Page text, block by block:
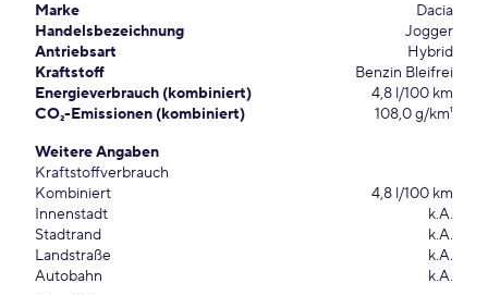
Marke
Dacia
Handelsbezeichnung
Jogger
Antriebsart
Hybrid
Kraftstoff
Benzin Bleifrei
Energieverbrauch (kombiniert)
4,8 l/100 km
CO₂-Emissionen (kombiniert)
108,0 g/km¹
Weitere Angaben
Kraftstoffverbrauch
Kombiniert
4,8 l/100 km
Innenstadt
k.A.
Stadtrand
k.A.
Landstraße
k.A.
Autobahn
k.A.